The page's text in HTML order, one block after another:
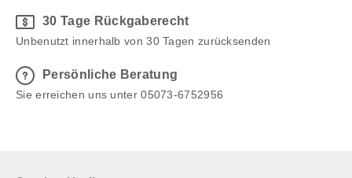
30 Tage Rückgaberecht
Unbenutzt innerhalb von 30 Tagen zurücksenden
Persönliche Beratung
Sie erreichen uns unter 05073-6752956